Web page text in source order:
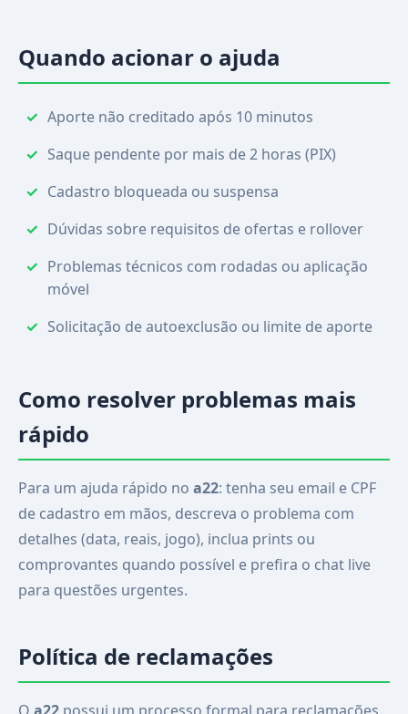
Quando acionar o ajuda
Aporte não creditado após 10 minutos
Saque pendente por mais de 2 horas (PIX)
Cadastro bloqueada ou suspensa
Dúvidas sobre requisitos de ofertas e rollover
Problemas técnicos com rodadas ou aplicação
móvel
Solicitação de autoexclusão ou limite de aporte
Como resolver problemas mais
rápido
Para um ajuda rápido no a22: tenha seu email e CPF
de cadastro em mãos, descreva o problema com
detalhes (data, reais, jogo), inclua prints ou
comprovantes quando possível e prefira o chat live
para questões urgentes.
Política de reclamações